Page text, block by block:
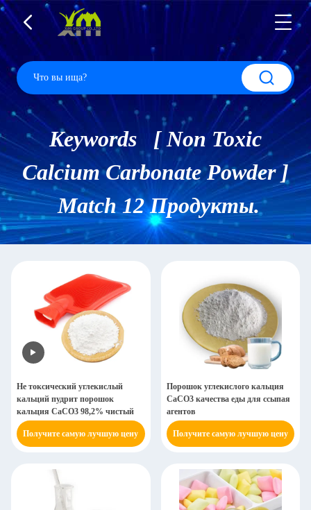
Keywords [ Non Toxic
Calcium Carbonate Powder ]
Match 12 Продукты.
Не токсический углекислый
кальций пудрит порошок
кальция CaCO3 98,2% чистый
Получите самую лучшую цену
Порошок углекислого кальция
CaCO3 качества еды для ссыпая
агентов
Получите самую лучшую цену